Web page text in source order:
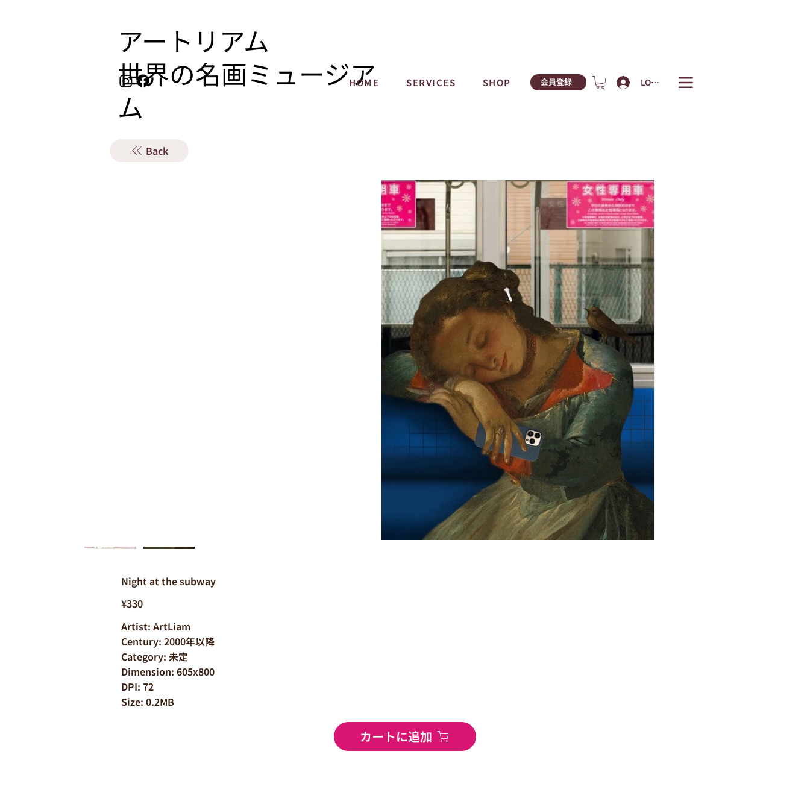
アートリアム
​世界の名画ミュージア
ム
HOME SERVICES SHOP 会員登録 LOGIN
Back
¥330
Artist: ArtLiam
Century: 2000年以降
Category: 未定
Dimension: 605x800
DPI: 72
Size: 0.2MB
カートに追加
Night at the subway